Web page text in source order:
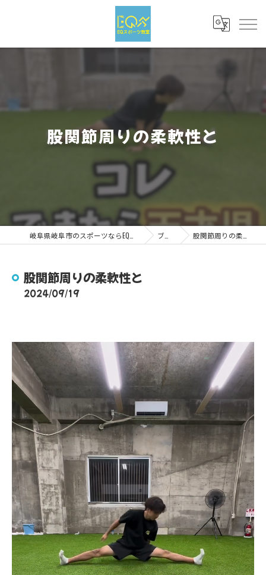
股関節周りの柔軟性と
ブログ 股関節周りの柔軟性と
股関節周りの柔軟性と
2024/09/19